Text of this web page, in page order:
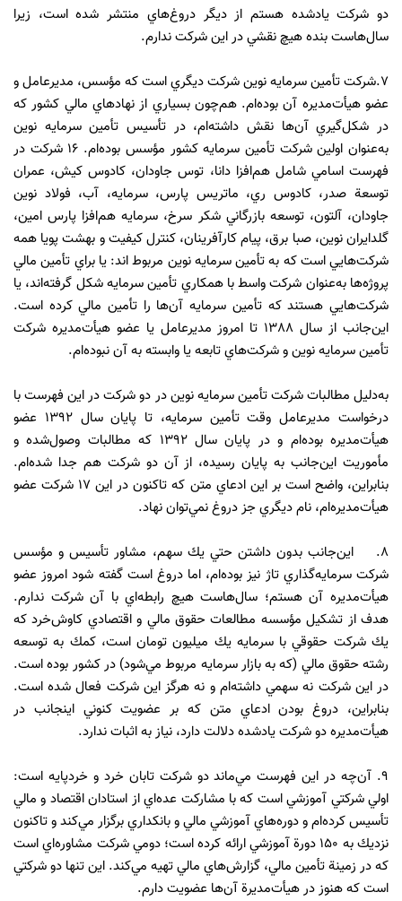
دو شركت يادشده هستم از ديگر دروغ‌هاي منتشر شده است، زيرا
سال‌هاست بنده هيچ نقشي در اين شركت ندارم.
7.شركت تأمين سرمايه نوين شركت ديگري است كه مؤسس، مديرعامل و
عضو هيأت‌مديره آن بوده‌ام. هم‌چون بسياري از نهادهاي مالي كشور كه
در شكل‌گيري آن‌ها نقش داشته‌ام، در تأسيس تأمين سرمايه نوين
به‌عنوان اولين شركت تأمين سرمايه كشور مؤسس بوده‌ام. 16 شركت در
فهرست اسامي شامل هم‌افزا دانا، توس جاودان، كادوس كيش، عمران
توسعة صدر، كادوس ري، ماتريس پارس، سرمايه، آب، فولاد نوين
جاودان، آلتون، توسعه بازرگاني شكر سرخ،‌ سرمايه هم‌افزا پارس امين،
گلدايران نوين، صبا برق، پيام كارآفرينان، كنترل كيفيت و بهشت پويا همه
شركت‌هايي است كه به تأمين سرمايه نوين مربوط‌ اند: يا براي تأمين مالي
پروژه‌ها به‌عنوان شركت واسط با همكاري تأمين سرمايه شكل گرفته‌اند، يا
شركت‌هايي هستند كه تأمين سرمايه آن‌ها را تأمين مالي كرده است.
اين‌جانب از سال 1388 تا امروز مديرعامل يا عضو هيأت‌مديره شركت
تأمين سرمايه نوين و شركت‌هاي تابعه يا وابسته به آن نبوده‌ام.
به‌دليل مطالبات شركت تأمين سرمايه نوين در دو شركت در اين فهرست با
درخواست مديرعامل وقت تأمين سرمايه، تا پايان سال 1392 عضو
هيأت‌مديره بوده‌ام و در پايان سال 1392 كه مطالبات وصول‌شده و
مأموريت اين‌جانب به پايان رسيده، از آن دو شركت هم جدا شده‌ام.
بنابراين، واضح است بر اين ادعاي متن كه تاكنون در اين 17 شركت عضو
هيأت‌مديره‌ام، نام ديگري جز دروغ نمي‌توان نهاد.
8. اين‌جانب بدون داشتن حتي يك سهم، مشاور تأسيس و مؤسس
شركت سرمايه‌گذاري تاژ نيز بوده‌ام، اما دروغ است گفته شود امروز عضو
هيأت‌مديره آن هستم؛ سال‌هاست هيچ رابطه‌اي با آن شركت ندارم.
هدف از تشكيل مؤسسه مطالعات حقوق مالي و اقتصادي كاوش‌خرد كه
يك شركت حقوقي با سرمايه يك ميليون تومان است، كمك به توسعه
رشته حقوق مالي (كه به بازار سرمايه مربوط مي‌شود) در كشور بوده است.
در اين شركت نه سهمي داشته‌ام و نه هرگز اين شركت فعال شده است.
بنابراين، دروغ بودن ادعاي متن كه بر عضويت كنوني اينجانب در
هيأت‌مديره دو شركت يادشده دلالت دارد، نياز به اثبات ندارد.
9. آن‌چه در اين فهرست مي‌ماند دو شركت تابان خرد و خردپايه است:
اولي شركتي آموزشي است كه با مشاركت عده‌اي از استادان اقتصاد و مالي
تأسيس كرده‌ام و دوره‌هاي آموزشي مالي و بانكداري برگزار مي‌كند و تاكنون
نزديك به 150 دورة آموزشي ارائه كرده است؛ دومي شركت مشاوره‌اي است
كه در زمينة تأمين مالي، گزارش‌هاي مالي تهيه مي‌كند. اين تنها دو شركتي
است كه هنوز در هيأت‌مديرة آن‌ها عضويت دارم.